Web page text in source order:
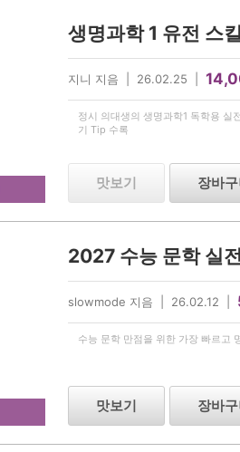
지니 지음 | 26.02.25 |
정시 의대생의 생명과학1 독학용 실
기 Tip 수록
맛보기 장바
2027 수능 문학 실
slowmode 지음 | 26.02.12 |
수능 문학 만점을 위한 가장 빠르고
맛보기 장바